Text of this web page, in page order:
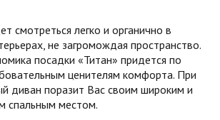
смотреться легко и органично в
не загромождая пространство.
посадки «Титан» придется по
ценителям комфорта. При
диван поразит Вас своим широким и
спальным местом.